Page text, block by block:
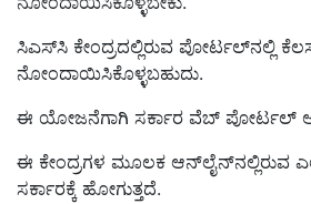
ಸಿಎಸ್‌ಸಿ ಕೇಂದ್ರದಲ್ಲಿರುವ ಪೋರ್ಟಲ್‌ನಲ್ಲಿ
ನೋಂದಾಯಿಸಿಕೊಳ್ಳಬಹುದು.
ಈ ಯೋಜನೆಗಾಗಿ ಸರ್ಕಾರ ವೆಬ್ ಪೋರ್ಟಲ್
ಈ ಕೇಂದ್ರಗಳ ಮೂಲಕ ಆನ್‌ಲೈನ್‌ನಲ್ಲಿರುವ
ಸರ್ಕಾರಕ್ಕೆ ಹೋಗುತ್ತದೆ.